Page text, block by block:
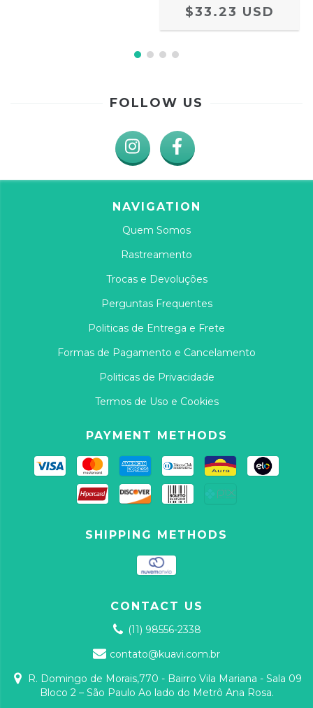
$33.23 USD
FOLLOW US
NAVIGATION
Quem Somos
Rastreamento
Trocas e Devoluções
Perguntas Frequentes
Politicas de Entrega e Frete
Formas de Pagamento e Cancelamento
Politicas de Privacidade
Termos de Uso e Cookies
PAYMENT METHODS
SHIPPING METHODS
CONTACT US
(11) 98556-2338
contato@kuavi.com.br
R. Domingo de Morais,770 - Bairro Vila Mariana - Sala 09
Bloco 2 – São Paulo Ao lado do Metrô Ana Rosa.